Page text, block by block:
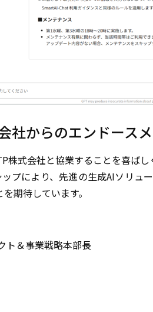
社からのエンドース
株式会社と協業することを喜ば
プにより、先進の生成AIソリュ
期待しています。
ト＆事業戦略本部長